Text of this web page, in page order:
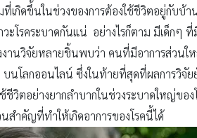
ที่เกิดขึ้นในช่วงของการต้องใช้ชีวิตอยู่กับบ้
ะโรคระบาดกันแน่ อย่างไรก็ตาม มีเด็กๆ
งานวิจัยหลายชิ้นพบว่า คนที่มีอาการส่วน
นโลกออนไลน์ ซึ่งในท้ายที่สุดที่ผลการวิจัย
ชีวิตอย่างยากลำบากในช่วงระบาดใหญ่ขอ
สำคัญที่ทำให้เกิดอาการของโรคนี้ได้